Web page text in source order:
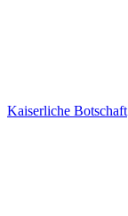
Kaiserliche Botschaft